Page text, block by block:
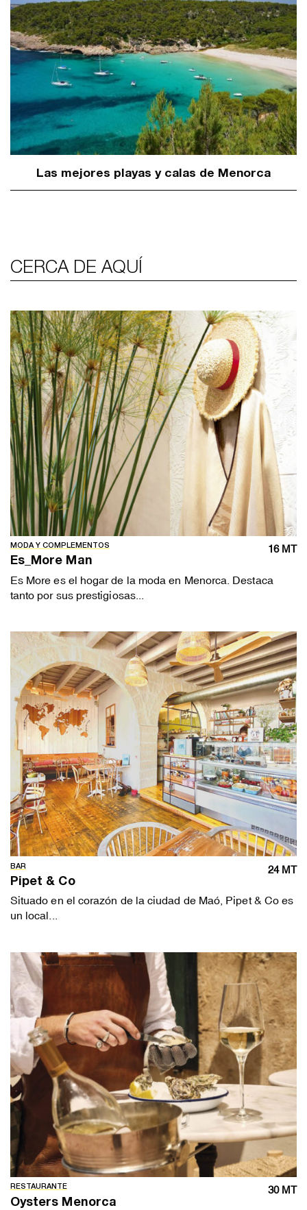
Las mejores playas y calas de Menorca
CERCA DE AQUÍ
MODA Y COMPLEMENTOS 16 MT
Es_More Man
Es More es el hogar de la moda en Menorca. Destaca
tanto por sus prestigiosas...
BAR 24 MT
Pipet & Co
Situado en el corazón de la ciudad de Maó, Pipet & Co es
un local...
RESTAURANTE 30 MT
Oysters Menorca